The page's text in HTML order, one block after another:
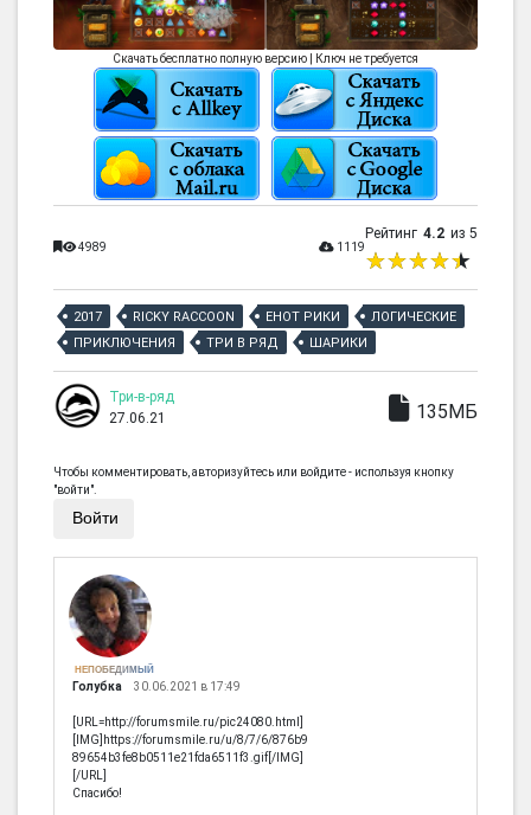
Скачать бесплатно полную версию | Ключ не требуется
4989 1119
Рейтинг 4.2 из 5
2017 RICKY RACCOON ЕНОТ РИКИ
ЛОГИЧЕСКИЕ
ПРИКЛЮЧЕНИЯ
ТРИ В РЯД ШАРИКИ
Три-в-ряд
27.06.21
135МБ
Чтобы комментировать, авторизуйтесь или войдите - используя кнопку
"войти".
Войти
НЕПОБЕДИМЫЙ
Голубка 30.06.2021 в 17:49
[URL=http://forumsmile.ru/pic24080.html]
[IMG]https://forumsmile.ru/u/8/7/6/876b9
89654b3fe8b0511e21fda6511f3.gif[/IMG]
[/URL]
Спасибо!